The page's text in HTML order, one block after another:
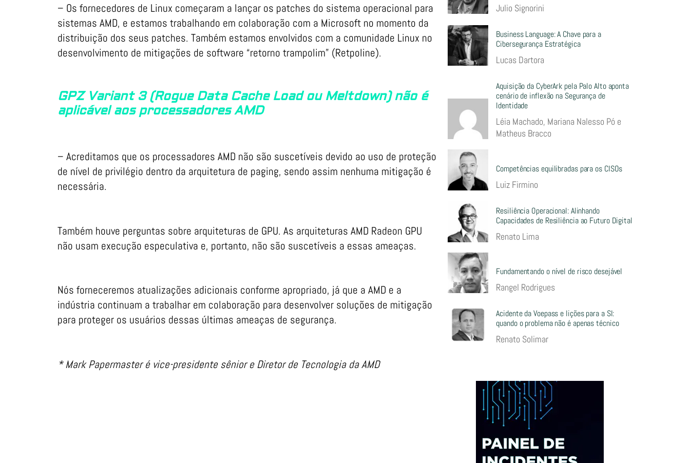
– Os fornecedores de Linux começaram a lançar os patches do sistema operacional para
sistemas AMD, e estamos trabalhando em colaboração com a Microsoft no momento da
distribuição dos seus patches. Também estamos envolvidos com a comunidade Linux no
desenvolvimento de mitigações de software “retorno trampolim” (Retpoline).
GPZ Variant 3 (Rogue Data Cache Load ou Meltdown) não é
aplicável aos processadores AMD
– Acreditamos que os processadores AMD não são suscetíveis devido ao uso de proteção
de nível de privilégio dentro da arquitetura de paging, sendo assim nenhuma mitigação é
necessária.
Também houve perguntas sobre arquiteturas de GPU. As arquiteturas AMD Radeon GPU
não usam execução especulativa e, portanto, não são suscetíveis a essas ameaças.
Nós forneceremos atualizações adicionais conforme apropriado, já que a AMD e a
indústria continuam a trabalhar em colaboração para desenvolver soluções de mitigação
para proteger os usuários dessas últimas ameaças de segurança.
* Mark Papermaster é vice-presidente sênior e Diretor de Tecnologia da AMD
Julio Signorini
Business Language: A Chave para a
Cibersegurança Estratégica
Lucas Dartora
Aquisição da CyberArk pela Palo Alto aponta
cenário de inflexão na Segurança de
Identidade
Léia Machado, Mariana Nalesso Pó e
Matheus Bracco
Competências equilibradas para os CISOs
Luiz Firmino
Resiliência Operacional: Alinhando
Capacidades de Resiliência ao Futuro Digital
Renato Lima
Fundamentando o nível de risco desejável
Rangel Rodrigues
Acidente da Voepass e lições para a SI:
quando o problema não é apenas técnico
Renato Solimar